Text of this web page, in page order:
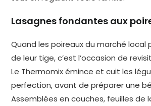
Lasagnes fondantes aux
Quand les poireaux du marché
de leur tige, c’est l’occasion de
Le Thermomix émince et cuit les
perfection, avant de préparer une
Assemblées en couches, feuilles de